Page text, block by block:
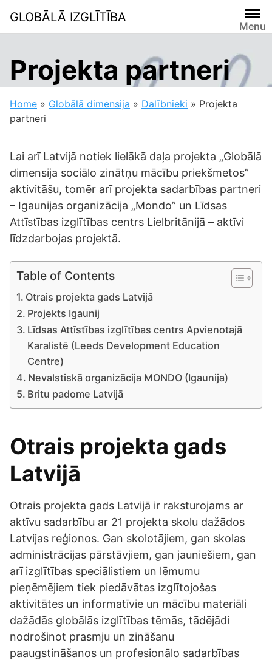
content
GLOBĀLĀ IZGLĪTĪBA
Menu
Projekta partneri
Home » Globālā dimensija » Dalībnieki » Projekta
partneri
Lai arī Latvijā notiek lielākā daļa projekta „Globālā
dimensija sociālo zinātņu mācību priekšmetos”
aktivitāšu, tomēr arī projekta sadarbības partneri
– Igaunijas organizācija „Mondo” un Līdsas
Attīstības izglītības centrs Lielbritānijā – aktīvi
līdzdarbojas projektā.
Table of Contents
Otrais projekta gads Latvijā
Projekts Igaunij
Līdsas Attīstības izglītības centrs Apvienotajā
Karalistē (Leeds Development Education
Centre)
Nevalstiskā organizācija MONDO (Igaunija)
Britu padome Latvijā
Otrais projekta gads
Latvijā
Otrais projekta gads Latvijā ir raksturojams ar
aktīvu sadarbību ar 21 projekta skolu dažādos
Latvijas reģionos. Gan skolotājiem, gan skolas
administrācijas pārstāvjiem, gan jauniešiem, gan
arī izglītības speciālistiem un lēmumu
pieņēmējiem tiek piedāvātas izglītojošas
aktivitātes un informatīvie un mācību materiāli
dažādās globālās izglītības tēmās, tādējādi
nodrošinot prasmju un zināšanu
paaugstināšanos un profesionālo sadarbības